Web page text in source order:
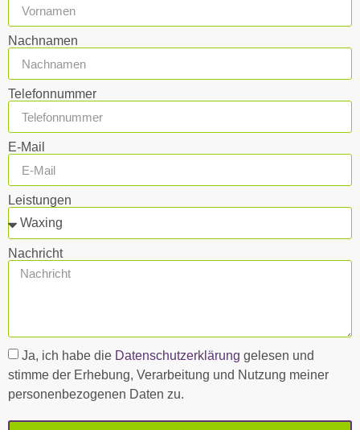
Nachnamen
Telefonnummer
E-Mail
Leistungen
Nachricht
Ja, ich habe die Datenschutzerklärung gelesen und
stimme der Erhebung, Verarbeitung und Nutzung meiner
personenbezogenen Daten zu.